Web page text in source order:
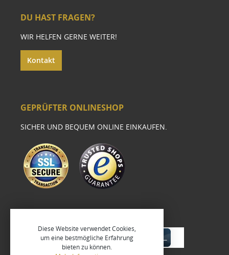
DU HAST FRAGEN?
WIR HELFEN GERNE WEITER!
Kontakt
GEPRÜFTER ONLINESHOP
SICHER UND BEQUEM ONLINE EINKAUFEN.
Diese Website verwendet Cookies,
um eine bestmögliche Erfahrung
bieten zu können.